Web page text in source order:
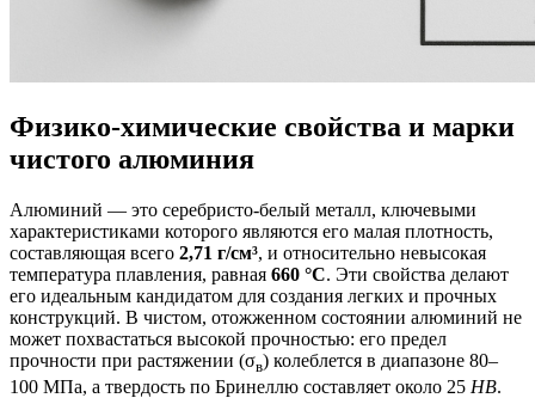
Физико-химические свойства и марки
чистого алюминия
Алюминий — это серебристо-белый металл, ключевыми
характеристиками которого являются его малая плотность,
составляющая всего 2,71 г/см³, и относительно невысокая
температура плавления, равная 660 °С. Эти свойства делают
его идеальным кандидатом для создания легких и прочных
конструкций. В чистом, отожженном состоянии алюминий не
может похвастаться высокой прочностью: его предел
прочности при растяжении (σв) колеблется в диапазоне 80–
100 МПа, а твердость по Бринеллю составляет около 25 НВ.